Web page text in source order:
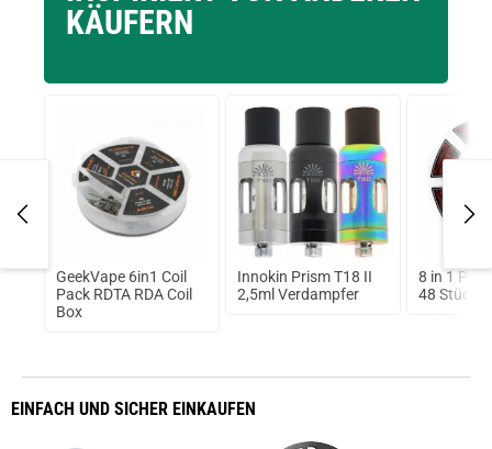
KÄUFERN
GeekVape 6in1 Coil
Pack RDTA RDA Coil
Box
Innokin Prism T18 II
2,5ml Verdampfer
8 in 1
48 Stück
EINFACH UND SICHER EINKAUFEN